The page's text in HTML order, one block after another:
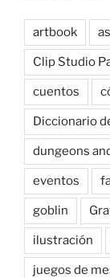
artbook
Clip Studio
cuentos
Diccionario
dungeons
eventos
goblin
ilustración
juegos de